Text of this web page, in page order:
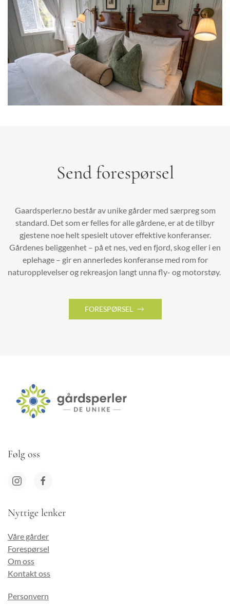
Send forespørsel
Gaardsperler.no består av unike gårder med særpreg som
standard. Det som er felles for alle gårdene, er at de tilbyr
gjestene noe helt spesielt utover effektive konferanser.
Gårdenes beliggenhet – på et nes, ved en fjord, skog eller i en
eplehage – gir en annerledes konferanse med rom for
naturopplevelser og rekreasjon langt unna fly- og motorstøy.
FORESPØRSEL
Følg oss
Nyttige lenker
Våre gårder
Forespørsel
Om oss
Kontakt oss
Personvern